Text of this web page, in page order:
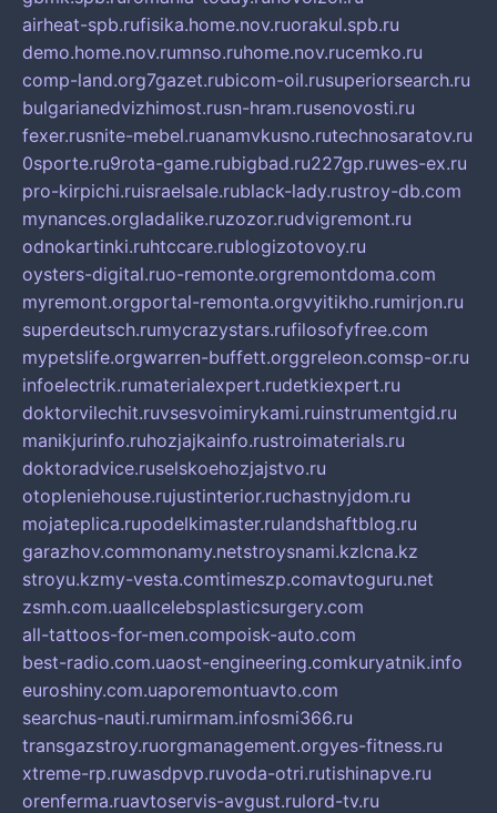
airheat-spb.rufisika.home.nov.ruorakul.spb.ru
demo.home.nov.rumnso.ruhome.nov.rucemko.ru
comp-land.org7gazet.rubicom-oil.rusuperiorsearch.ru
bulgarianedvizhimost.rusn-hram.rusenovosti.ru
fexer.rusnite-mebel.ruanamvkusno.rutechnosaratov.ru
0sporte.ru9rota-game.rubigbad.ru227gp.ruwes-ex.ru
pro-kirpichi.ruisraelsale.rublack-lady.rustroy-db.com
mynances.orgladalike.ruzozor.rudvigremont.ru
odnokartinki.ruhtccare.rublogizotovoy.ru
oysters-digital.ruo-remonte.orgremontdoma.com
myremont.orgportal-remonta.orgvyitikho.rumirjon.ru
superdeutsch.rumycrazystars.rufilosofyfree.com
mypetslife.orgwarren-buffett.orggreleon.comsp-or.ru
infoelectrik.rumaterialexpert.rudetkiexpert.ru
doktorvilechit.ruvsesvoimirykami.ruinstrumentgid.ru
manikjurinfo.ruhozjajkainfo.rustroimaterials.ru
doktoradvice.ruselskoehozjajstvo.ru
otopleniehouse.rujustinterior.ruchastnyjdom.ru
mojateplica.rupodelkimaster.rulandshaftblog.ru
garazhov.commonamy.netstroysnami.kzlcna.kz
stroyu.kzmy-vesta.comtimeszp.comavtoguru.net
zsmh.com.uaallcelebsplasticsurgery.com
all-tattoos-for-men.compoisk-auto.com
best-radio.com.uaost-engineering.comkuryatnik.info
euroshiny.com.uaporemontuavto.com
searchus-nauti.rumirmam.infosmi366.ru
transgazstroy.ruorgmanagement.orgyes-fitness.ru
xtreme-rp.ruwasdpvp.ruvoda-otri.rutishinapve.ru
orenferma.ruavtoservis-avgust.rulord-tv.ru